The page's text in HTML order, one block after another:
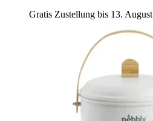
Gratis Zustellung bis 13. August